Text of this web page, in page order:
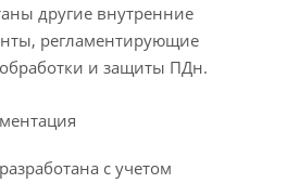
другие внутренние
регламентирующие
и защиты ПДн.
с учетом